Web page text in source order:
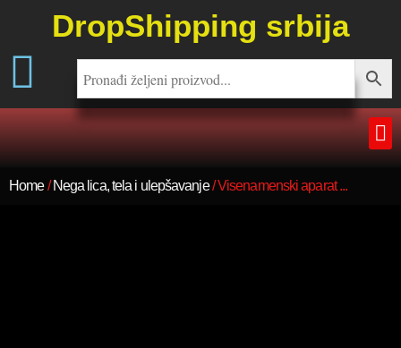
DropShipping srbija
Home/Nega lica, tela i ulepšavanje/ Visenamenski aparat ...